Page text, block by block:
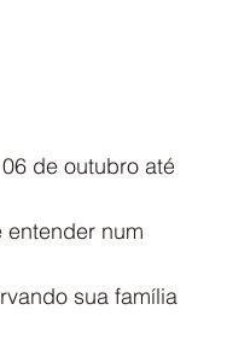
de outubro até
num
sua família